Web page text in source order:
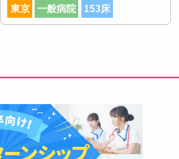
東京 一般病院 153床